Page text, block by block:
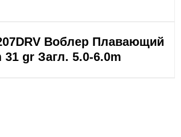
Воблер Плавающий
31 gr Загл. 5.0-6.0m